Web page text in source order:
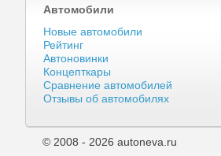
Автомобили
Новые автомобили
Рейтинг
Автоновинки
Концепткары
Сравнение автомобилей
Отзывы об автомобилях
© 2008 - 2026 autoneva.ru